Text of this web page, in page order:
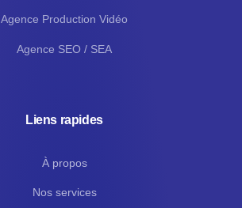
Agence Production Vidéo
Agence SEO / SEA
Liens rapides
À propos
Nos services